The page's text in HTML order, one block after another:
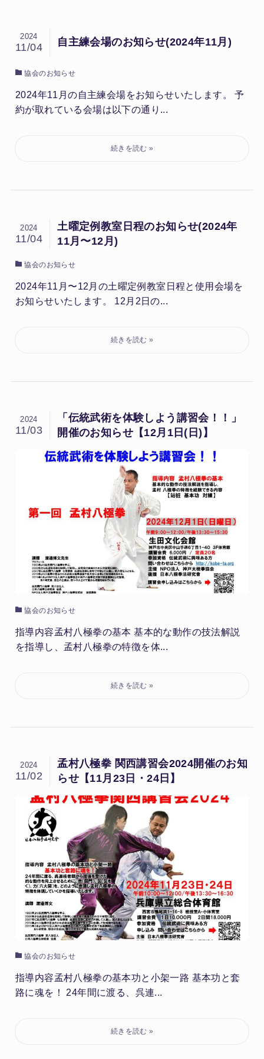
自主練会場のお知らせ(2024年11月)
2024
11/04
協会のお知らせ
2024年11月の自主練会場をお知らせいたします。 予
約が取れている会場は以下の通り...
土曜定例教室日程のお知らせ(2024年
11月〜12月)
2024
11/04
協会のお知らせ
2024年11月〜12月の土曜定例教室日程と使用会場を
お知らせいたします。 12月2日の...
「伝統武術を体験しよう講習会！！」
開催のお知らせ【12月1日(日)】
2024
11/03
協会のお知らせ
指導内容孟村八極拳の基本 基本的な動作の技法解説
を指導し、孟村八極拳の特徴を体...
孟村八極拳 関西講習会2024開催のお知
らせ【11月23日・24日】
2024
11/02
協会のお知らせ
指導内容孟村八極拳の基本功と小架一路 基本功と套
路に魂を！ 24年間に渡る、呉連...